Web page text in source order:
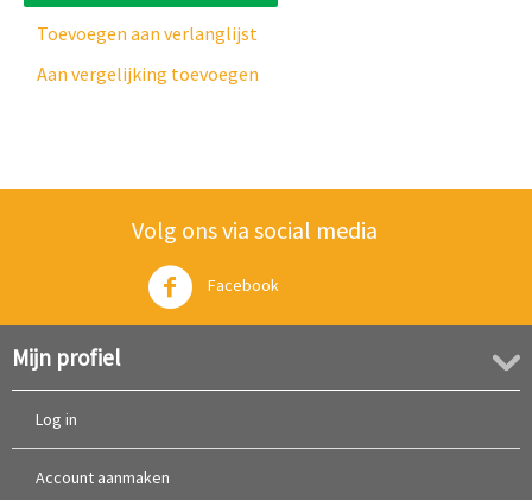
Toevoegen aan verlanglijst
Aan vergelijking toevoegen
Volg ons via social media
Facebook
Mijn profiel
Log in
Account aanmaken